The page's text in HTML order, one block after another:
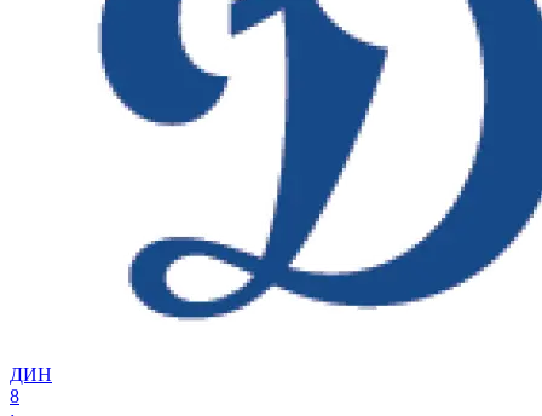
ДИН
8